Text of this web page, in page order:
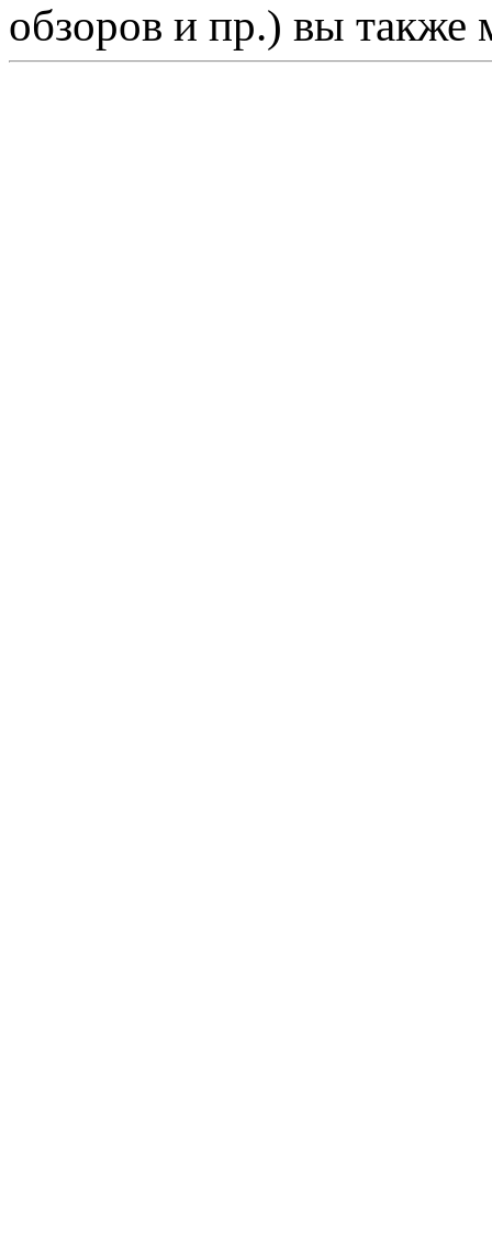
обзоров и пр.) вы также